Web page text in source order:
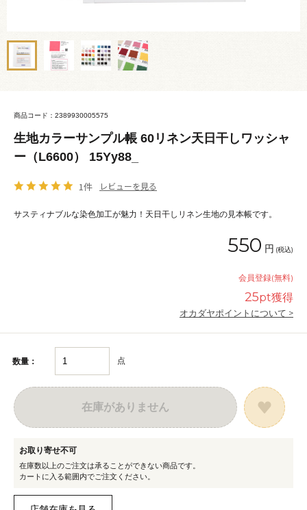
商品コード：2389930005575
生地カラーサンプル帳 60リネン天日干しワッシャ
ー（L6600） 15Yy88_
1件 レビューを見る
サスティナブルな染色加工が魅力！天日干しリネン生地の見本帳です。
550 円 (税込)
会員登録(無料)
25pt獲得
オカダヤポイントについて >
数量： 点
在庫がありません
お取り寄せ不可
在庫数以上のご注文は承ることができない商品です。
カートに入る範囲内でご注文ください。